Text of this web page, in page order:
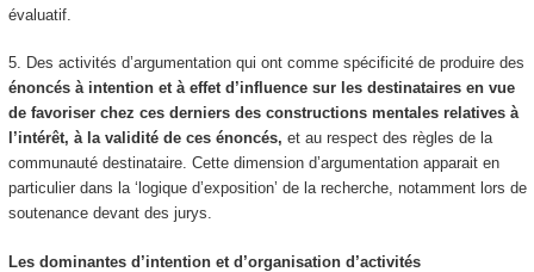
évaluatif.
5. Des activités d’argumentationqui ont comme spécificité de produire des
énoncés à intention et à effet d’influence sur les destinataires en vue
de favoriser chez ces derniers des constructions mentales relatives à
l’intérêt, à la validité de ces énoncés, et au respect des règles de la
communauté destinataire. Cette dimension d’argumentation apparait en
particulier dans la ‘logique d’exposition’ de la recherche, notamment lors de
soutenance devant des jurys.
Les dominantes d’intention et d’organisation d’activités